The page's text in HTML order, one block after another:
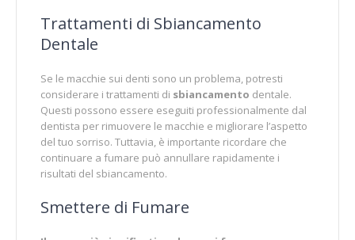
Trattamenti di Sbiancamento
Dentale
Se le macchie sui denti sono un problema, potresti
considerare i trattamenti di sbiancamento dentale.
Questi possono essere eseguiti professionalmente dal
dentista per rimuovere le macchie e migliorare l’aspetto
del tuo sorriso. Tuttavia, è importante ricordare che
continuare a fumare può annullare rapidamente i
risultati del sbiancamento.
Smettere di Fumare